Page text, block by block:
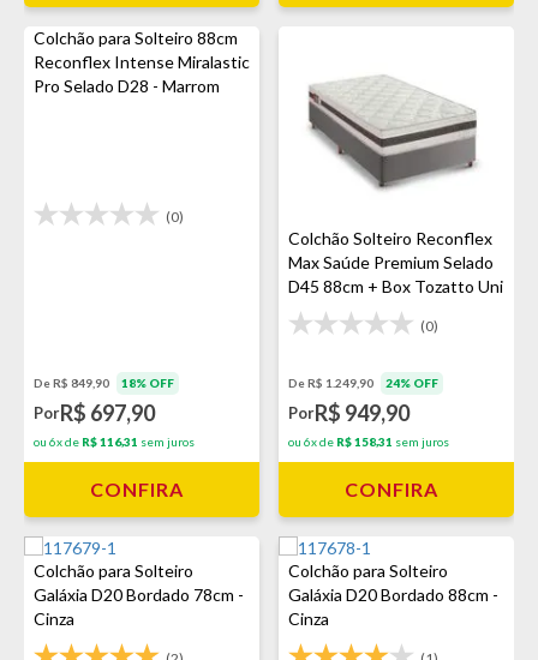
Colchão para Solteiro 88cm
Reconflex Intense Miralastic
Pro Selado D28 - Marrom
(0)
De R$ 849,90 18% OFF
PorR$ 697,90
ou 6x de R$ 116,31 sem juros
CONFIRA
Colchão Solteiro Reconflex
Max Saúde Premium Selado
D45 88cm + Box Tozatto Uni
Cinza
(0)
De R$ 1.249,90 24% OFF
PorR$ 949,90
ou 6x de R$ 158,31 sem juros
CONFIRA
Colchão para Solteiro
Galáxia D20 Bordado 78cm -
Cinza
Colchão para Solteiro
Galáxia D20 Bordado 88cm -
Cinza